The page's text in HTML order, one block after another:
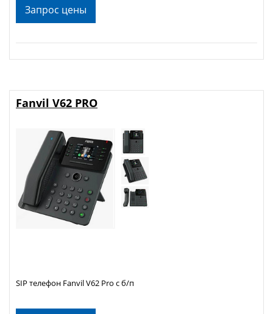
Запрос цены
Fanvil V62 PRO
SIP телефон Fanvil V62 Pro с б/п